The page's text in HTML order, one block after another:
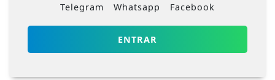
Telegram Whatsapp Facebook
ENTRAR